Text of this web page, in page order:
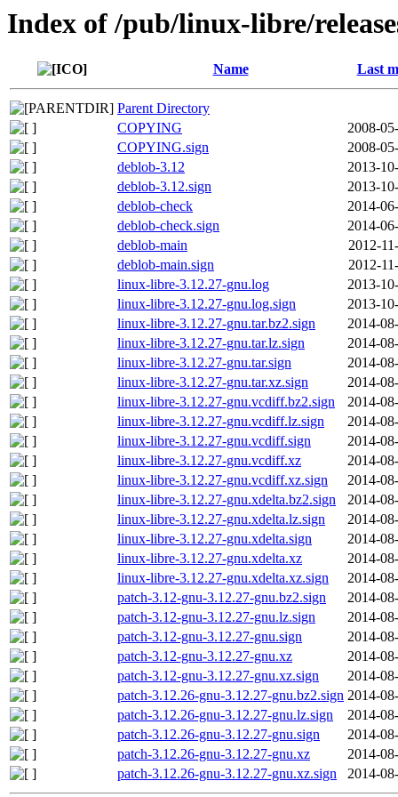
Index of /pub/linux-libre/
Name Last
Parent Directory
COPYING
2008-
COPYING.sign
2008-
deblob-3.12
2013-
deblob-3.12.sign
2013-
deblob-check
2014-
deblob-check.sign
2014-
deblob-main
2012-
deblob-main.sign
2012-
linux-libre-3.12.27-gnu.log
2013-
linux-libre-3.12.27-gnu.log.sign
2013-
linux-libre-3.12.27-gnu.tar.bz2.sign
2014-
linux-libre-3.12.27-gnu.tar.lz.sign
2014-
linux-libre-3.12.27-gnu.tar.sign
2014-
linux-libre-3.12.27-gnu.tar.xz.sign
2014-
linux-libre-3.12.27-gnu.vcdiff.bz2.sign
2014-
linux-libre-3.12.27-gnu.vcdiff.lz.sign
2014-
linux-libre-3.12.27-gnu.vcdiff.sign
2014-
linux-libre-3.12.27-gnu.vcdiff.xz
2014-
linux-libre-3.12.27-gnu.vcdiff.xz.sign
2014-
linux-libre-3.12.27-gnu.xdelta.bz2.sign
2014-
linux-libre-3.12.27-gnu.xdelta.lz.sign
2014-
linux-libre-3.12.27-gnu.xdelta.sign
2014-
linux-libre-3.12.27-gnu.xdelta.xz
2014-
linux-libre-3.12.27-gnu.xdelta.xz.sign
2014-
patch-3.12-gnu-3.12.27-gnu.bz2.sign
2014-
patch-3.12-gnu-3.12.27-gnu.lz.sign
2014-
patch-3.12-gnu-3.12.27-gnu.sign
2014-
patch-3.12-gnu-3.12.27-gnu.xz
2014-
patch-3.12-gnu-3.12.27-gnu.xz.sign
2014-
patch-3.12.26-gnu-3.12.27-gnu.bz2.sign 2014-
patch-3.12.26-gnu-3.12.27-gnu.lz.sign
2014-
patch-3.12.26-gnu-3.12.27-gnu.sign
2014-
patch-3.12.26-gnu-3.12.27-gnu.xz
2014-
patch-3.12.26-gnu-3.12.27-gnu.xz.sign
2014-